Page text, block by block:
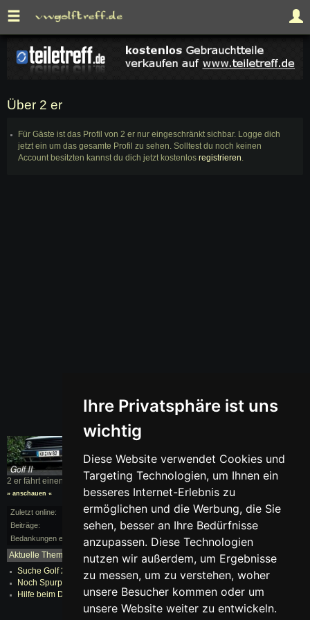
Ihre Privatsphäre ist uns
wichtig
Diese Website verwendet Cookies und
Targeting Technologien, um Ihnen ein
besseres Internet-Erlebnis zu
ermöglichen und die Werbung, die Sie
sehen, besser an Ihre Bedürfnisse
anzupassen. Diese Technologien
nutzen wir außerdem, um Ergebnisse
zu messen, um zu verstehen, woher
unsere Besucher kommen oder um
unsere Website weiter zu entwickeln.
Über 2 er
Für Gäste ist das Profil von 2 er nur eingeschränkt sichbar. Logge dich
jetzt ein um das gesamte Profil zu sehen. Solltest du noch keinen
Account besitzten kannst du dich jetzt kostenlos registrieren.
2 er fährt einen Golf II , BJ. 1991
» anschauen «
Zuletzt online:
vor 219 Monaten
Beiträge:
Bedankungen erhalten:
Aktuelle Themen:
Suche Golf 2 Race flag Bilder
Noch Spurplatten ?
Hilfe beim Domstreben wirrwar ^^